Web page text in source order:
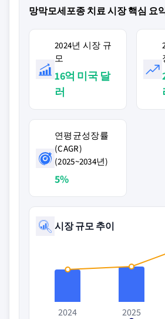
망막모세포종 치료 시장 핵심 요
2024년 시장 규
모
16억 미국 달
러
연평균성장률
(CAGR)
(2025~2034년)
5%
시장 규모 추이
2024
2025